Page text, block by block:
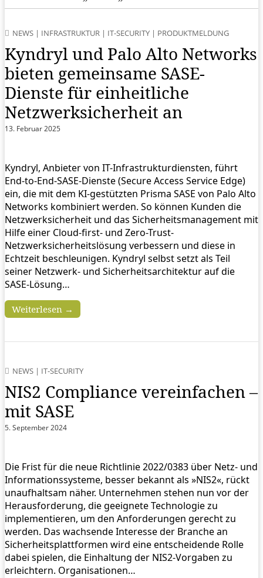
NEWS | INFRASTRUKTUR | IT-SECURITY | PRODUKTMELDUNG
Kyndryl und Palo Alto Networks
bieten gemeinsame SASE-
Dienste für einheitliche
Netzwerksicherheit an
13. Februar 2025
Kyndryl, Anbieter von IT-Infrastrukturdiensten, führt
End-to-End-SASE-Dienste (Secure Access Service Edge)
ein, die mit dem KI-gestützten Prisma SASE von Palo Alto
Networks kombiniert werden. So können Kunden die
Netzwerksicherheit und das Sicherheitsmanagement mit
Hilfe einer Cloud-first- und Zero-Trust-
Netzwerksicherheitslösung verbessern und diese in
Echtzeit beschleunigen. Kyndryl selbst setzt als Teil
seiner Netzwerk- und Sicherheitsarchitektur auf die
SASE-Lösung…
Weiterlesen →
NEWS | IT-SECURITY
NIS2 Compliance vereinfachen –
mit SASE
5. September 2024
Die Frist für die neue Richtlinie 2022/0383 über Netz- und
Informationssysteme, besser bekannt als »NIS2«, rückt
unaufhaltsam näher. Unternehmen stehen nun vor der
Herausforderung, die geeignete Technologie zu
implementieren, um den Anforderungen gerecht zu
werden. Das wachsende Interesse der Branche an
Sicherheitsplattformen wird eine entscheidende Rolle
dabei spielen, die Einhaltung der NIS2-Vorgaben zu
erleichtern. Organisationen…